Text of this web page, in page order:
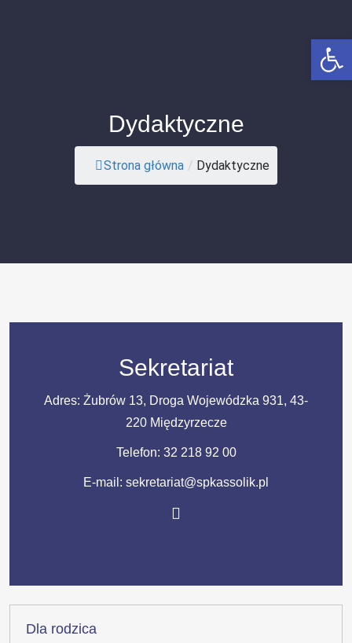
Dydaktyczne
Strona główna / Dydaktyczne
Sekretariat
Adres: Żubrów 13, Droga Wojewódzka 931, 43-
220 Międzyrzecze
Telefon: 32 218 92 00
E-mail: sekretariat@spkassolik.pl
Dla rodzica